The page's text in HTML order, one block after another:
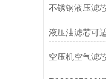
液压油滤芯可
空压机空气滤